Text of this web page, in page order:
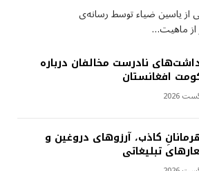
از یاسین ضیاء توسط رسانه‌ی
از ماهیت…
نادرست مخالفان درباره
افغانستان
کاذب، آرزوهای دروغین و
تبلیغاتی